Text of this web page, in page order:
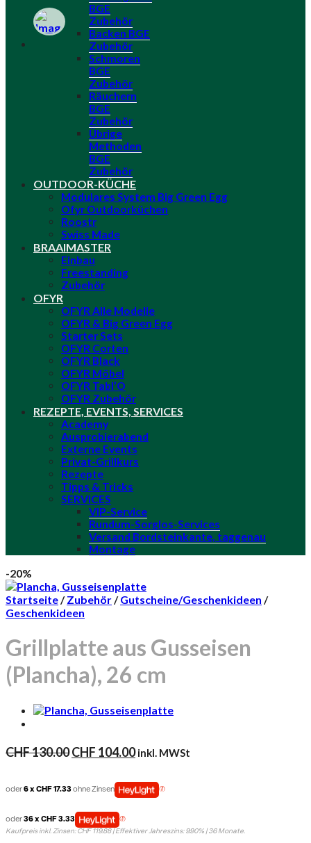
BGE
Zubehör
Backen BGE
Zubehör
Schmoren
BGE
Zubehör
Räuchern
BGE
Zubehör
Übrige
Methoden
BGE
Zubehör
OUTDOOR-KÜCHE
Modulares System Big Green Egg
Ofyr Outdoorküchen
Roostr
Swiss Made
BRAAIMASTER
Einbau
Freestanding
Zubehör
OFYR
OFYR Alle Modelle
OFYR & Big Green Egg
Starter Sets
OFYR Corten
OFYR Black
OFYR Möbel
OFYR Tabl’O
OFYR Zubehör
REZEPTE, EVENTS, SERVICES
Academy
Ausprobierabend
Externe Events
Privat-Grillkurs
Rezepte
Tipps & Tricks
SERVICES
VIP-Service
Rundum-Sorglos-Services
Versand Bordsteinkante, taggenau
Montage
-20%
Startseite/ Zubehör/ Gutscheine/Geschenkideen /
Geschenkideen
Grillplatte aus Gusseisen
(Plancha), 26 cm
CHF130.00Ursprünglicher
war:
CHF 130.00
CHF 104.00Aktueller
ist:
inkl. MWSt
oder6 x CHF 17.33ohne Zinsen
oder36 x CHF 3.33
Kaufpreis inkl. Zinsen: CHF 119.88 | Effektiver Jahreszins: 9.90% | 36 Monate.